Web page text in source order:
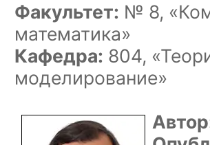
Факультет: № 8,
математика»
Кафедра: 804,
моделирование»